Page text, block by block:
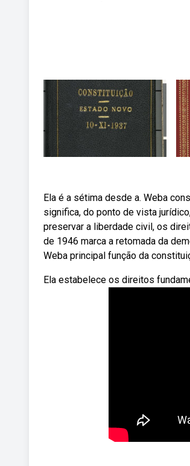
Ela é a sétima desde a. Weba
significa, do ponto de vista
preservar a liberdade civil, os
de 1946 marca a retomada da
Weba principal função da
Ela estabelece os direitos